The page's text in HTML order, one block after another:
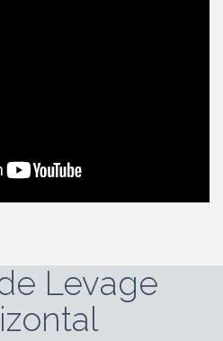
Levage